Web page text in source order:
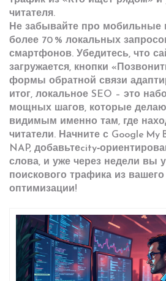
читателя.
Не забывайте про мобильные
более 70 % локальных
смартфонов. Убедитесь, что
загружается, кнопки
формы обратной связи
итог, локальное SEO – это
мощных шагов, которые
видимым именно там, где
читатели. Начните с Google My
NAP,
слова, и уже через недели вы
поискового трафика из
оптимизации!